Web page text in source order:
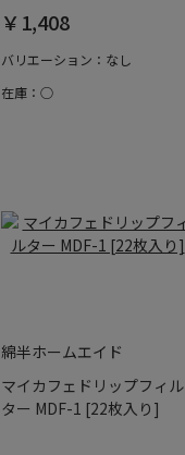
￥1,408
バリエーション：なし
在庫：○
綿半ホームエイド
マイカフェドリップフィル
ター MDF-1 [22枚入り]